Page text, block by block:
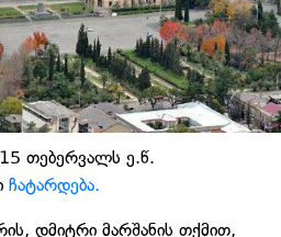
თებერვალს ე.წ.
ჩატარდება.
დმიტრი მარშანის თქმით,